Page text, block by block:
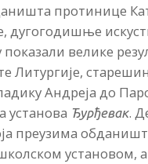
протинице
велике
Литургије,
Андреја до
установа Ђурђевак.
преузима
установом,